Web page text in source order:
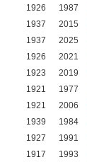
1926 1987
1937 2015
1937 2025
1926 2021
1923 2019
1921 1977
1921 2006
1939 1984
1927 1991
1917 1993